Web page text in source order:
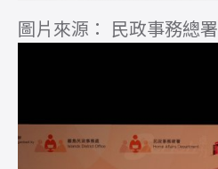
圖片來源： 民政事務總署